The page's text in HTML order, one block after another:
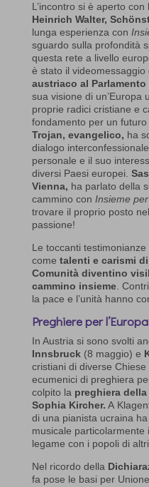
L’incontro si è aperto
Heinrich Walter,
lunga esperienza con
sguardo sulla profondità
questa rete a livello
è stato il videomessaggio
austriaco al Parlamento
sua visione di un’Europa
proprie radici cristiane e
fondamento per un futuro
Trojan, evangelico, ha
dialogo
personale e il suo
diversi Paesi europei.
Vienna, ha parlato della
cammino con Insieme per
trovare il proprio posto
passione!
Le toccanti
come talenti e carismi
Comunità diventino
cammino insieme.
la pace e l’unità hanno
Preghiere per
In Austria si sono svolti
Innsbruck (8 maggio) e
cristiani di diverse
ecumenici di preghiera
colpito la preghiera
Sophia Kircher. A
di una pianista ucraina
musicale
legame con i popoli di
Nel ricordo della
fa pose le basi per